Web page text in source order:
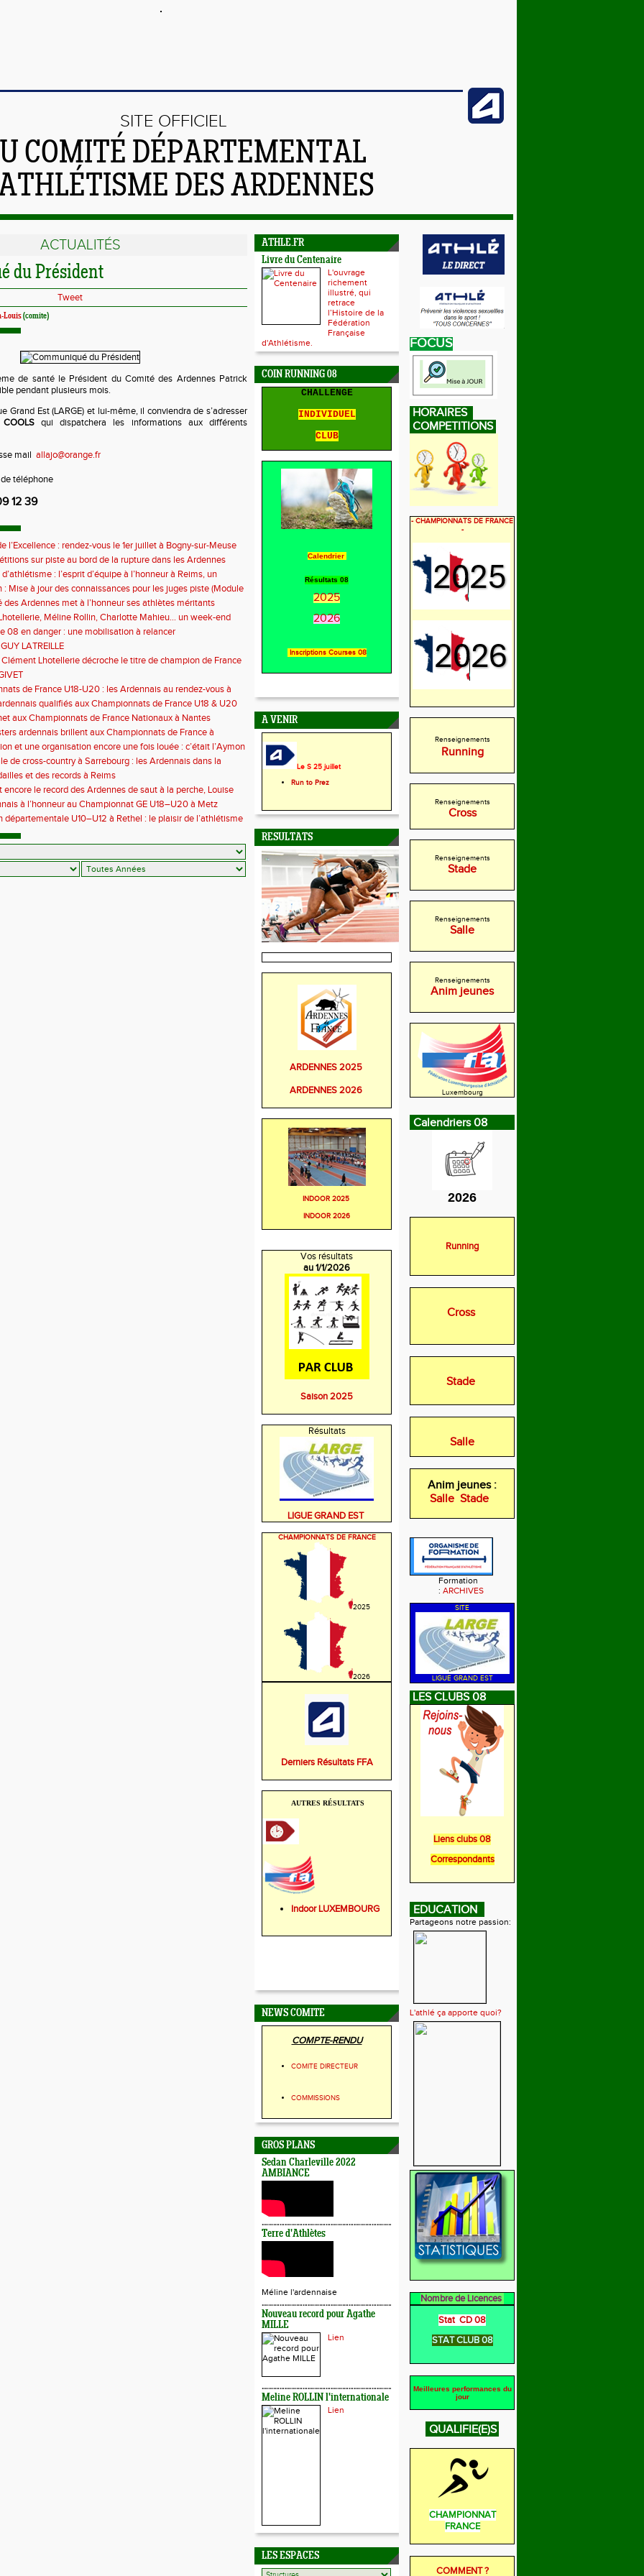
SITE OFFICIEL
COMITÉ DÉPARTEMENTAL
DES ARDENNES
ACTUALITÉS
du Président
Tweet
Louis(comite)
de santé le Président du Comité des Ardennes Patrick
pendant plusieurs mois.
Grand Est (LARGE) et lui-même, il conviendra de s’adresser
qui dispatchera les informations aux différents
mail allajo@orange.fr
téléphone
12 39
l’Excellence : rendez-vous le 1er juillet à Bogny-sur-Meuse
sur piste au bord de la rupture dans les Ardennes
: l’esprit d’équipe à l’honneur à Reims, un
la sédentarité des jeunes
: Mise à jour des connaissances pour les juges piste (Module
des Ardennes met à l’honneur ses athlètes méritants
Méline Rollin, Charlotte Mahieu… un week-end
les coureurs ardennais
08 en danger : une mobilisation à relancer
LATREILLE
Lhotellerie décroche le titre de champion de France
country
de France U18-U20 : les Ardennais au rendez-vous à
qualifiés aux Championnats de France U18 & U20
aux Championnats de France Nationaux à Nantes
ardennais brillent aux Championnats de France à
et une organisation encore une fois louée : c’était l’Aymon
de cross-country à Sarrebourg : les Ardennais dans la
la fête !et des records à Reims
encore le record des Ardennes de saut à la perche, Louise
championnats de France
à l’honneur au Championnat GE U18–U20 à Metz
départementale U10–U12 à Rethel : le plaisir de l’athlétisme
ATHLE.FR
Livre du Centenaire
L'ouvrage
richement
illustré, qui
retrace
l’Histoire de la
Fédération
Française
d'Athlétisme.
COIN RUNNING 08
CHALLENGE
INDIVIDUEL
CLUB
Calendrier
Résultats 08
2025
2026
Inscriptions Courses 08
A VENIR
Le S 25 juillet
Run to Prez
RESULTATS
ARDENNES 2025
ARDENNES 2026
INDOOR 2025
INDOOR 2026
Vos résultats
au 1/1/2026
Saison 2025
Résultats
LIGUE GRAND EST
CHAMPIONNATS DE FRANCE
2025
2026
Derniers Résultats FFA
AUTRES RÉSULTATS
Indoor LUXEMBOURG
NEWS COMITE
COMPTE-RENDU
COMITE DIRECTEUR
COMMISSIONS
GROS PLANS
Sedan Charleville 2022
AMBIANCE
Terre d'Athlètes
Méline l'ardennaise
Nouveau record pour Agathe
MILLE
Lien
Meline ROLLIN l'internationale
Lien
LES ESPACES
FOCUS
HORAIRES
COMPETITIONS
- CHAMPIONNATS DE FRANCE
-
Renseignements
Running
Renseignements
Cross
Renseignements
Stade
Renseignements
Salle
Renseignements
Anim jeunes
Luxembourg
Calendriers 08
2026
Running
Cross
Stade
Salle
Anim jeunes :
Salle Stade
Formation
: ARCHIVES
SITE
LIGUE GRAND EST
LES CLUBS 08
Liens clubs 08
Correspondants
EDUCATION
Partageons notre passion:
L'athlé ça apporte quoi?
Nombre de Licences
Stat CD 08
STAT CLUB 08
Meilleures performances du
jour
QUALIFIE(E)S
CHAMPIONNAT
FRANCE
COMMENT ?